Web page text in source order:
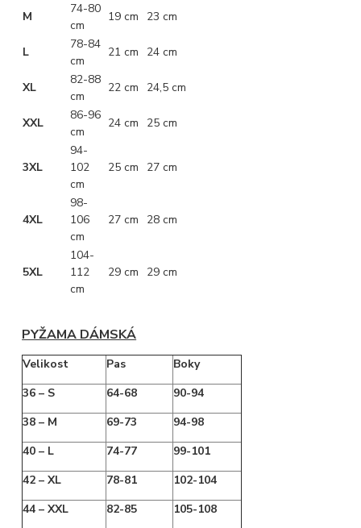
M
74-80
cm
19 cm 23 cm
L
78-84
cm
21 cm 24 cm
XL
82-88
cm
22 cm 24,5 cm
XXL
86-96
cm
24 cm 25 cm
3XL
94-
102
cm
25 cm 27 cm
4XL
98-
106
cm
27 cm 28 cm
5XL
104-
112
cm
29 cm 29 cm
PYŽAMA DÁMSKÁ
Velikost Pas
Boky
36 – S
64-68
90-94
38 – M
69-73
94-98
40 – L
74-77
99-101
42 – XL
78-81
102-104
44 – XXL
82-85 105-108